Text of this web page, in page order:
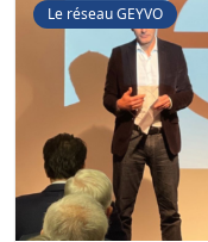
Le réseau GEYVO